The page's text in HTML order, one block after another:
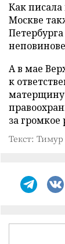
Как писала
Москве
А в мае
к
матерщину
за
Текст: